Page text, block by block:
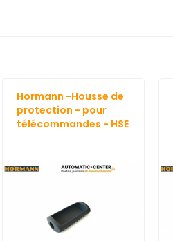
Hormann -Housse de
protection - pour
télécommandes - HSE